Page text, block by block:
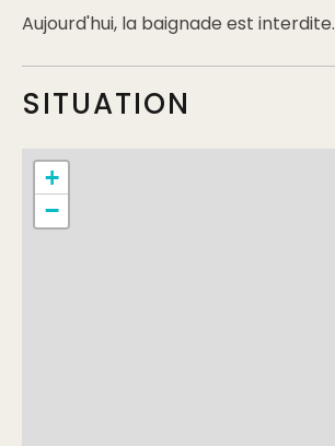
Aujourd'hui, la baignade est interdite.
SITUATION
+
−